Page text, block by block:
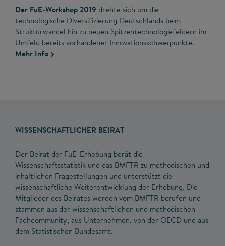
Der FuE-Workshop 2019 drehte sich um die
technologische Diversifizierung Deutschlands beim
Strukturwandel hin zu neuen Spitzentechnologiefeldern im
Umfeld bereits vorhandener Innovationsschwerpunkte.
Mehr Info
WISSENSCHAFTLICHER BEIRAT
Der Beirat der FuE-Erhebung berät die
Wissenschaftsstatistik und das BMFTR zu methodischen und
inhaltlichen Fragestellungen und unterstützt die
wissenschaftliche Weiterentwicklung der Erhebung. Die
Mitglieder des Beirates werden vom BMFTR berufen und
stammen aus der wissenschaftlichen und methodischen
Fachcommunity, aus Unternehmen, von der OECD und aus
dem Statistischen Bundesamt.